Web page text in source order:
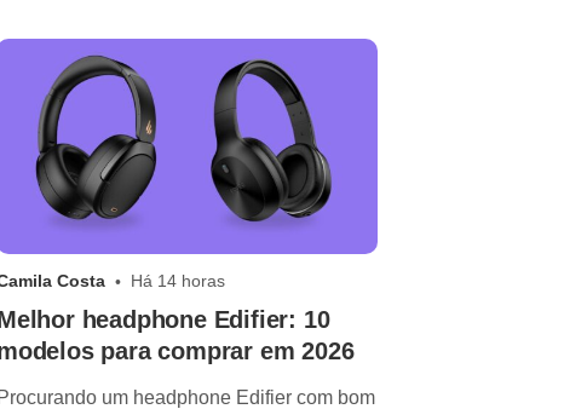
Costa Há 14 horas
headphone Edifier: 10
para comprar em 2026
Procurando um headphone Edifier com bom